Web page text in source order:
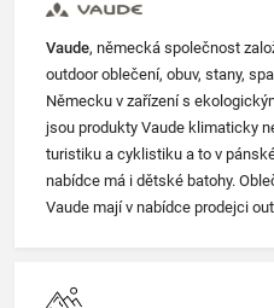
Vaude, německá společnost
outdoor oblečení, obuv, stany,
Německu v zařízení s
jsou produkty Vaude klimaticky
turistiku a cyklistiku a to v
nabídce má i dětské batohy.
Vaude mají v nabídce prodejci